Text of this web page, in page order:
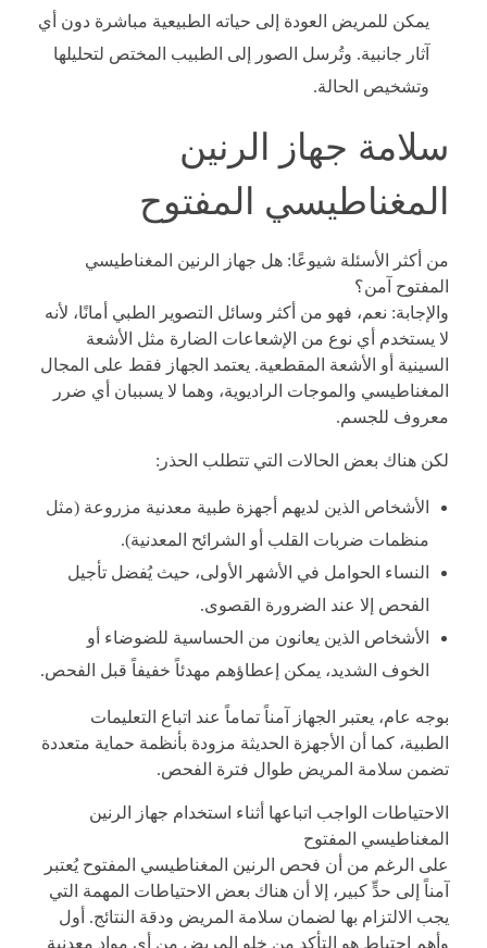
يمكن للمريض العودة إلى حياته الطبيعية مباشرة دون أي
آثار جانبية. وتُرسل الصور إلى الطبيب المختص لتحليلها
وتشخيص الحالة.
سلامة جهاز الرنين
المغناطيسي المفتوح
من أكثر الأسئلة شيوعًا: هل جهاز الرنين المغناطيسي
المفتوح آمن؟
والإجابة: نعم، فهو من أكثر وسائل التصوير الطبي أمانًا، لأنه
لا يستخدم أي نوع من الإشعاعات الضارة مثل الأشعة
السينية أو الأشعة المقطعية. يعتمد الجهاز فقط على المجال
المغناطيسي والموجات الراديوية، وهما لا يسببان أي ضرر
معروف للجسم.
لكن هناك بعض الحالات التي تتطلب الحذر:
الأشخاص الذين لديهم أجهزة طبية معدنية مزروعة (مثل
منظمات ضربات القلب أو الشرائح المعدنية).
النساء الحوامل في الأشهر الأولى، حيث يُفضل تأجيل
الفحص إلا عند الضرورة القصوى.
الأشخاص الذين يعانون من الحساسية للضوضاء أو
الخوف الشديد، يمكن إعطاؤهم مهدئاً خفيفاً قبل الفحص.
بوجه عام، يعتبر الجهاز آمناً تماماً عند اتباع التعليمات
الطبية، كما أن الأجهزة الحديثة مزودة بأنظمة حماية متعددة
تضمن سلامة المريض طوال فترة الفحص.
الاحتياطات الواجب اتباعها أثناء استخدام جهاز الرنين
المغناطيسي المفتوح
على الرغم من أن فحص الرنين المغناطيسي المفتوح يُعتبر
آمناً إلى حدٍّ كبير، إلا أن هناك بعض الاحتياطات المهمة التي
يجب الالتزام بها لضمان سلامة المريض ودقة النتائج. أول
وأهم احتياط هو التأكد من خلو المريض من أي مواد معدنية